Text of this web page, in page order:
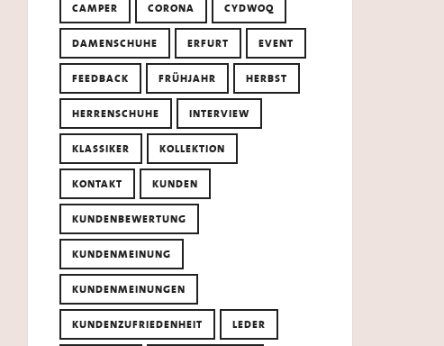
CAMPER CORONA CYDWOQ
DAMENSCHUHE ERFURT EVENT
FEEDBACK FRÜHJAHR HERBST
HERRENSCHUHE INTERVIEW
KLASSIKER KOLLEKTION
KONTAKT KUNDEN
KUNDENBEWERTUNG
KUNDENMEINUNG
KUNDENMEINUNGEN
KUNDENZUFRIEDENHEIT LEDER